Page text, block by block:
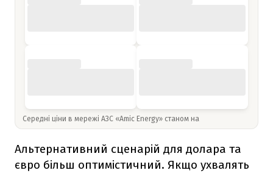
Середні ціни в мережі АЗС «Amic Energy» станом на
Альтернативний сценарій для долара та
євро більш оптимістичний. Якщо ухвалять